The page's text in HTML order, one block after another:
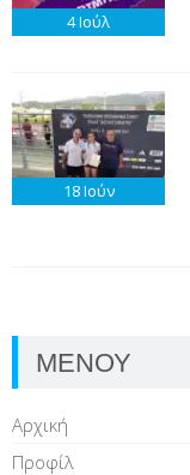
4Ιούλ
18Ιούν
ΜΕΝΟΥ
Αρχική
Προφίλ